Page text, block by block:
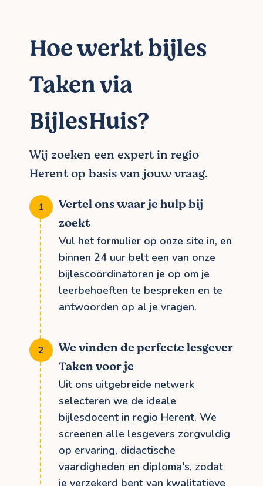
Hoe werkt bijles
Taken via
BijlesHuis?
Wij zoeken een expert in regio
Herent op basis van jouw vraag.
Vertel ons waar je hulp bij
zoekt
Vul het formulier op onze site in, en
binnen 24 uur belt een van onze
bijlescoördinatoren je op om je
leerbehoeften te bespreken en te
antwoorden op al je vragen.
We vinden de perfecte lesgever
Taken voor je
Uit ons uitgebreide netwerk
selecteren we de ideale
bijlesdocent in regio Herent. We
screenen alle lesgevers zorgvuldig
op ervaring, didactische
vaardigheden en diploma's, zodat
je verzekerd bent van kwalitatieve